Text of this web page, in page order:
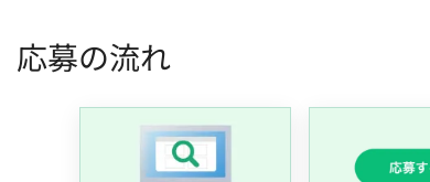
応募の流れ